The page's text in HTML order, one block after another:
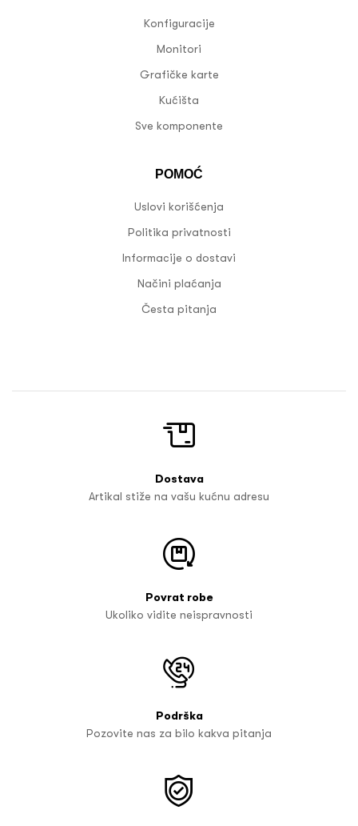
Konfiguracije
Monitori
Grafičke karte
Kućišta
Sve komponente
POMOĆ
Uslovi korišćenja
Politika privatnosti
Informacije o dostavi
Načini plaćanja
Česta pitanja
Dostava
Artikal stiže na vašu kućnu adresu
Povrat robe
Ukoliko vidite neispravnosti
Podrška
Pozovite nas za bilo kakva pitanja